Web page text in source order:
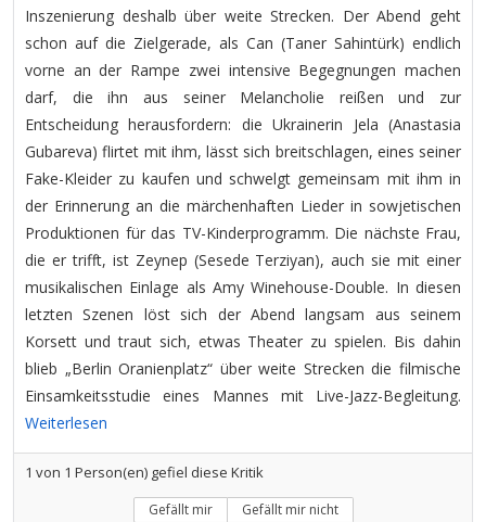
Inszenierung deshalb über weite Strecken. Der Abend geht
schon auf die Zielgerade, als Can (Taner Sahintürk) endlich
vorne an der Rampe zwei intensive Begegnungen machen
darf, die ihn aus seiner Melancholie reißen und zur
Entscheidung herausfordern: die Ukrainerin Jela (Anastasia
Gubareva) flirtet mit ihm, lässt sich breitschlagen, eines seiner
Fake-Kleider zu kaufen und schwelgt gemeinsam mit ihm in
der Erinnerung an die märchenhaften Lieder in sowjetischen
Produktionen für das TV-Kinderprogramm. Die nächste Frau,
die er trifft, ist Zeynep (Sesede Terziyan), auch sie mit einer
musikalischen Einlage als Amy Winehouse-Double. In diesen
letzten Szenen löst sich der Abend langsam aus seinem
Korsett und traut sich, etwas Theater zu spielen. Bis dahin
blieb „Berlin Oranienplatz“ über weite Strecken die filmische
Einsamkeitsstudie eines Mannes mit Live-Jazz-Begleitung.
Weiterlesen
1 von 1 Person(en) gefiel diese Kritik
Gefällt mir Gefällt mir nicht